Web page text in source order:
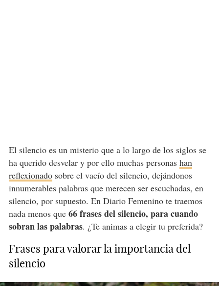
El silencio es un misterio que a lo largo de los siglos se
ha querido desvelar y por ello muchas personas han
reflexionadosobre el vacío del silencio, dejándonos
innumerables palabras que merecen ser escuchadas, en
silencio, por supuesto. En Diario Femenino te traemos
nada menos que 66 frases del silencio, para cuando
sobran las palabras. ¿Te animas a elegir tu preferida?
Frases para valorar la importancia del
silencio